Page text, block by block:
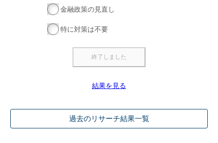
金融政策の見直し
特に対策は不要
結果を見る
過去のリサーチ結果一覧